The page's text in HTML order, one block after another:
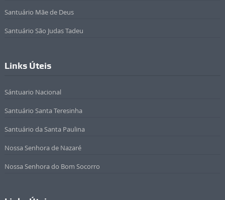
Santuário Mãe de Deus
Santuário São Judas Tadeu
Links Úteis
Sántuario Nacional
Santuário Santa Teresinha
Santuário da Santa Paulina
Nossa Senhora de Nazaré
Nossa Senhora do Bom Socorro